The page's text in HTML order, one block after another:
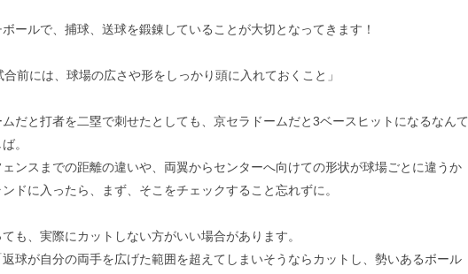
ールで、捕球、送球を鍛錬していることが大切となってきます！
前には、球場の広さや形をしっかり頭に入れておくこと」
だと打者を二塁で刺せたとしても、京セラドームだと3ベースヒットになるなんて
。
ンスまでの距離の違いや、両翼からセンターへ向けての形状が球場ごとに違うか
ドに入ったら、まず、そこをチェックすること忘れずに。
も、実際にカットしない方がいい場合があります。
球が自分の両手を広げた範囲を超えてしまいそうならカットし、勢いあるボール